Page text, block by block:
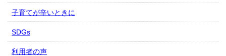
子育てが辛いときに
SDGs
利用者の声